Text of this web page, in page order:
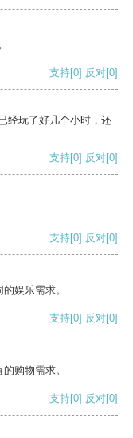
支持[0] 反对[0]
经玩了好几个小时，还
支持[0] 反对[0]
支持[0] 反对[0]
娱乐需求。
支持[0] 反对[0]
购物需求。
支持[0] 反对[0]